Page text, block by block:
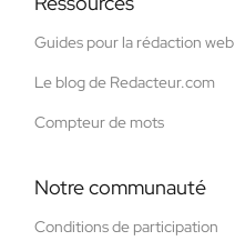
Guides pour la rédaction web
Le blog de Redacteur.com
Compteur de mots
Notre communauté
Conditions de participation